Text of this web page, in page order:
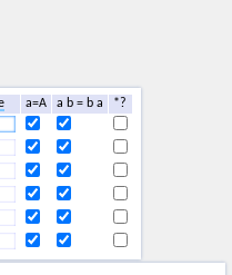
a=A a b = b a
*?